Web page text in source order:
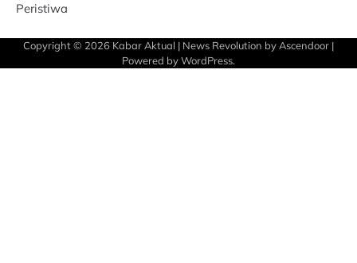
Peristiwa
Copyright © 2026 Kabar Aktual | News Revolution byAscendoor |
Powered byWordPress.